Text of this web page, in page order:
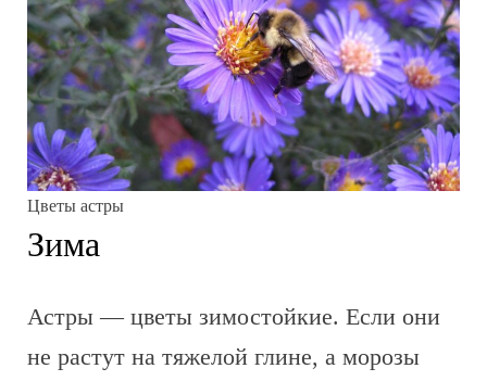
Цветы астры
Зима
Астры — цветы зимостойкие. Если они
не растут на тяжелой глине, а морозы